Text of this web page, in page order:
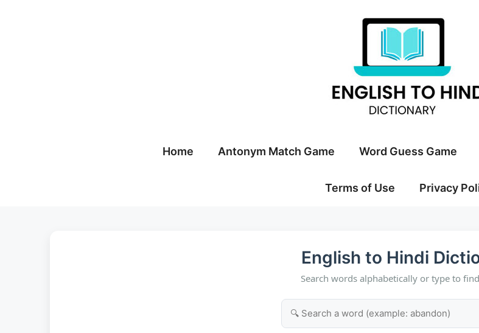
Home Antonym Match Game Word Guess Game
Terms of Use Privacy
English to Hindi
Search words alphabetically or type to